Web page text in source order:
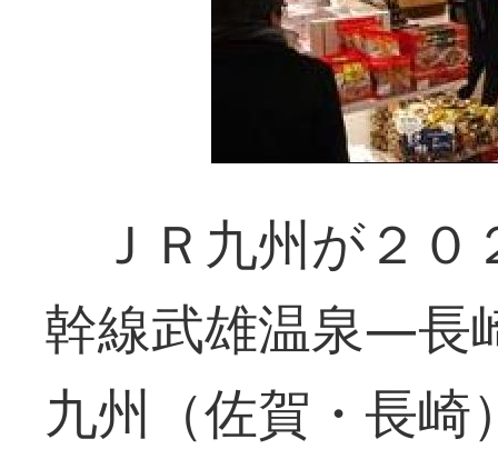
ＪＲ九州が２０
幹線武雄温泉―長
九州（佐賀・長